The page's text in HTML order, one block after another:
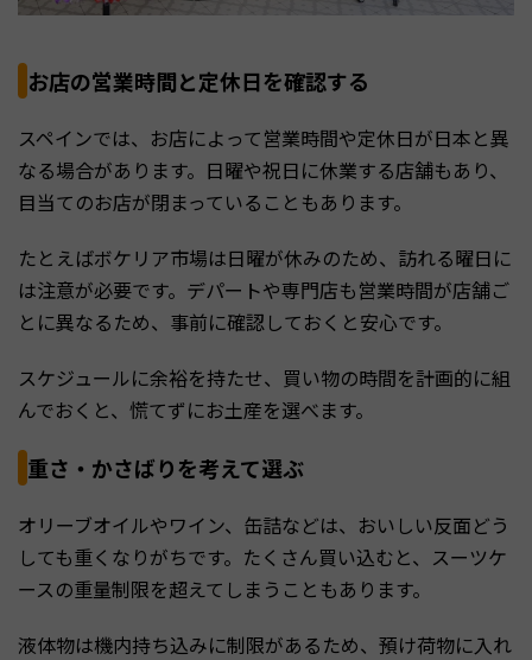
お店の営業時間と定休日を確認する
スペインでは、お店によって営業時間や定休日が日本と異
なる場合があります。日曜や祝日に休業する店舗もあり、
目当てのお店が閉まっていることもあります。
たとえばボケリア市場は日曜が休みのため、訪れる曜日に
は注意が必要です。デパートや専門店も営業時間が店舗ご
とに異なるため、事前に確認しておくと安心です。
スケジュールに余裕を持たせ、買い物の時間を計画的に組
んでおくと、慌てずにお土産を選べます。
重さ・かさばりを考えて選ぶ
オリーブオイルやワイン、缶詰などは、おいしい反面どう
しても重くなりがちです。たくさん買い込むと、スーツケ
ースの重量制限を超えてしまうこともあります。
液体物は機内持ち込みに制限があるため、預け荷物に入れ